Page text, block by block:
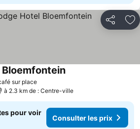
Partager
sur placeConsulter les prix
Consulter les prix
à 2.3 km de : Centre-ville
pour voir
Consulter les prix